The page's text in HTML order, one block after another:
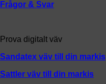
Frågor & Svar
Prova digitalt väv
Sandatex väv till din markis
Sattler väv till din markis